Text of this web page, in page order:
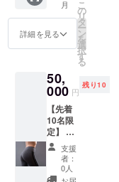
０分
レッス
ンの体
験レッ
スン１
チケッ
トで
す。 他
にはな
い、
SUAYだ
けのオ
リジナ
ルレッ
スンで
フォー
ご希望
の方
ナル
レッス
ン（他
のリ
ター
ン）を
ご選択
くださ
いま
く医
療行為
ではご
効果に
は個人
差がご
ざいま
すこと
を予め
ご了承
くださ
い。」
選択頂
けま
す。 エ
何でも
可能で
す。 ご
来店不
可能な
お客様
へ、 ヨ
ガ（イ
ンド式
レッス
ン、VR
エクサ
る ６０
分or９
０分の
レッス
ンの５
回分の
チケッ
トで
す。 ６
アリア
ル（空
中）ヨ
ガ、体
幹ト
ング、
美尻ト
レーニ
ング、
バラン
スト
レーニ
ング、
キネシ
ス、ピ
月
詳細を見る
こ
の
リ
タ
ー
ン
を
選
択
す
る
50,
000 円
残り10
【先着
10名限
定】 通
常価格
12,000
円の美
尻専用
支援
者：
0人